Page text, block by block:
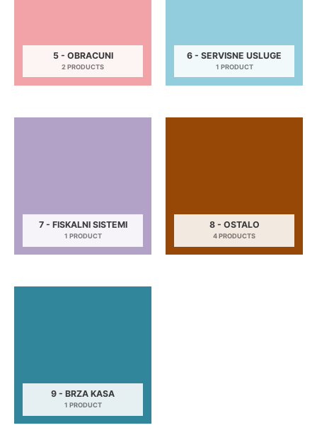
5 - OBRACUNI
2 PRODUCTS
6 - SERVISNE USLUGE
1 PRODUCT
7 - FISKALNI SISTEMI
1 PRODUCT
8 - OSTALO
4 PRODUCTS
9 - BRZA KASA
1 PRODUCT